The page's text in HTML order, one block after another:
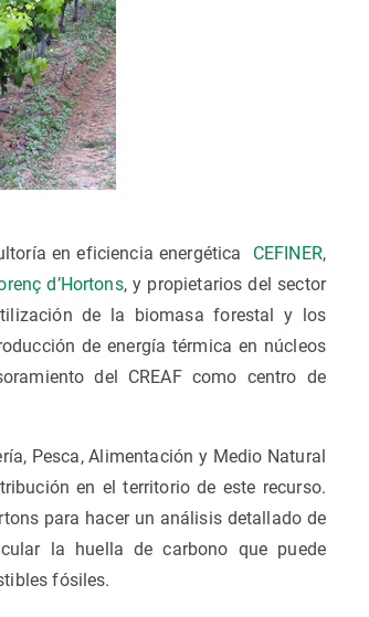
en eficiencia energética CEFINER,
d’Hortons, y propietarios del sector
de la biomasa forestal y los
de energía térmica en núcleos
del CREAF como centro de
Pesca, Alimentación y Medio Natural
en el territorio de este recurso.
para hacer un análisis detallado de
la huella de carbono que puede
fósiles.